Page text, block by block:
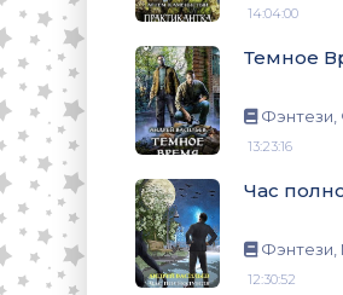
14:04:00
Темное
Фэнтези,
13:23:16
Час
Фэнтези,
12:30:52